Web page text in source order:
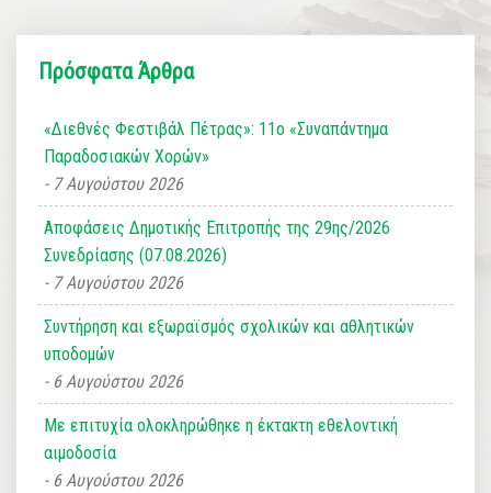
Πρόσφατα Άρθρα
«Διεθνές Φεστιβάλ Πέτρας»: 11ο «Συναπάντημα
Παραδοσιακών Χορών»
7 Αυγούστου 2026
Αποφάσεις Δημοτικής Επιτροπής της 29ης/2026
Συνεδρίασης (07.08.2026)
7 Αυγούστου 2026
Συντήρηση και εξωραϊσμός σχολικών και αθλητικών
υποδομών
6 Αυγούστου 2026
Με επιτυχία ολοκληρώθηκε η έκτακτη εθελοντική
αιμοδοσία
6 Αυγούστου 2026